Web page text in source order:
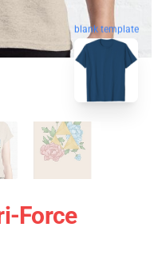
blank template
Force